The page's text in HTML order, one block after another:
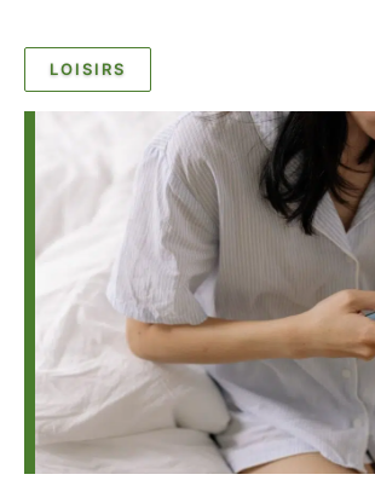
LOISIRS